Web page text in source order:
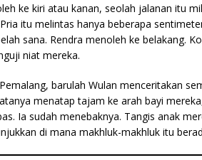
ke kiri atau kanan, seolah jalanan itu
itu melintas hanya beberapa
sana. Rendra menoleh ke belakang.
niat mereka.
barulah Wulan menceritakan
menatap tajam ke arah bayi
Ia sudah menebaknya. Tangis anak
di mana makhluk-makhluk itu